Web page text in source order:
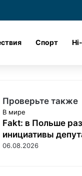
Спорт
Проверьте также
З
а
к
р
В мире
Fakt: в Польше
инициативы
06.08.2026